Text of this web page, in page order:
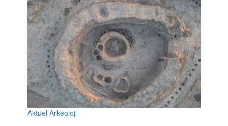
Aktüel Arkeoloji